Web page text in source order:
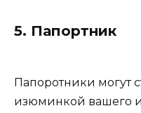
5. Папортник
Папоротники могут
изюминкой вашего